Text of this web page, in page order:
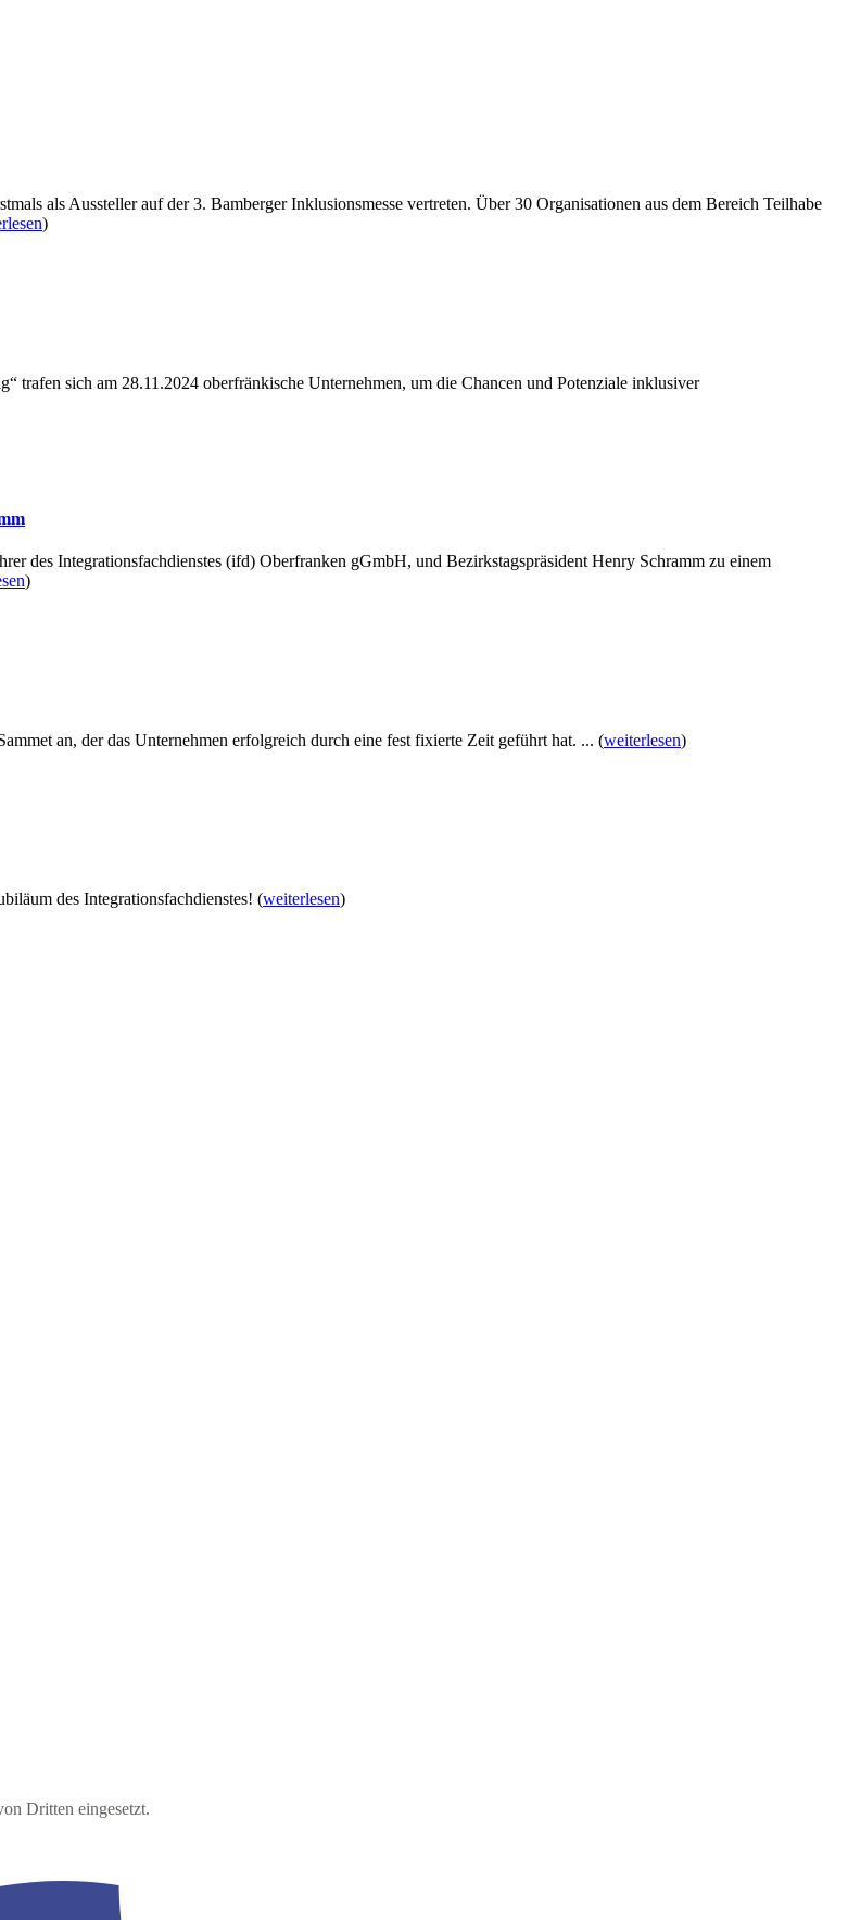
als Aussteller auf der 3. Bamberger Inklusionsmesse vertreten. Über 30 Organisationen aus dem Bereich Teilhabe
)
sich am 28.11.2024 oberfränkische Unternehmen, um die Chancen und Potenziale inklusiver
des Integrationsfachdienstes (ifd) Oberfranken gGmbH, und Bezirkstagspräsident Henry Schramm zu einem
)
an, der das Unternehmen erfolgreich durch eine fest fixierte Zeit geführt hat. ... (weiterlesen)
des Integrationsfachdienstes! (weiterlesen)
Dritten eingesetzt.